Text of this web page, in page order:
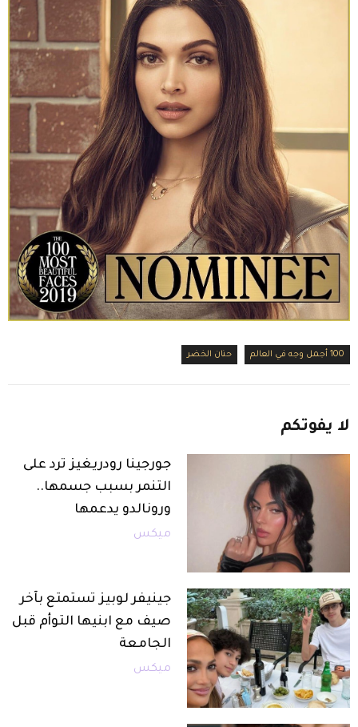
100 أجمل وجه في العالم حنان الخضر
لا يفوتكم
جورجينا رودريغيز ترد على
التنمر بسبب جسمها..
ورونالدو يدعمها
ميكس
جينيفر لوبيز تستمتع بآخر
صيف مع ابنيها التوأم قبل
الجامعة
ميكس